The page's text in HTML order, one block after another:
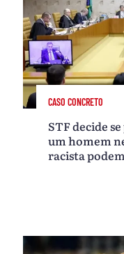
CASO CONCRETO
STF decide
um homem
racista